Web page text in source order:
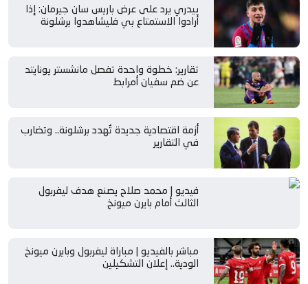
بيدري يرد على عرض باريس سان جيرمان: إذا
أرادوا الاستمتاع بي فليشاهدوا برشلونة
تقارير: خطوة واحدة تفصل مانشستر يونايتد
عن ضم سفيان أمرابط
أزمة اقتصادية جديدة تُهدد برشلونة.. وتضارب
في التقارير
فيديو | محمد صلاح يصنع هدف ليفربول
الثالث أمام بايرن ميونخ
مباشر بالفيديو | مباراة ليفربول وبايرن ميونخ
الودية.. إعلان التشكيلين